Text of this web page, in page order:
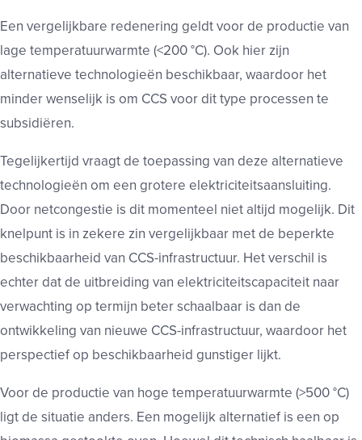
Een vergelijkbare redenering geldt voor de productie van
lage temperatuurwarmte (<200 °C). Ook hier zijn
alternatieve technologieën beschikbaar, waardoor het
minder wenselijk is om CCS voor dit type processen te
subsidiëren.
Tegelijkertijd vraagt de toepassing van deze alternatieve
technologieën om een grotere elektriciteitsaansluiting.
Door netcongestie is dit momenteel niet altijd mogelijk. Dit
knelpunt is in zekere zin vergelijkbaar met de beperkte
beschikbaarheid van CCS-infrastructuur. Het verschil is
echter dat de uitbreiding van elektriciteitscapaciteit naar
verwachting op termijn beter schaalbaar is dan de
ontwikkeling van nieuwe CCS-infrastructuur, waardoor het
perspectief op beschikbaarheid gunstiger lijkt.
Voor de productie van hoge temperatuurwarmte (>500 °C)
ligt de situatie anders. Een mogelijk alternatief is een op